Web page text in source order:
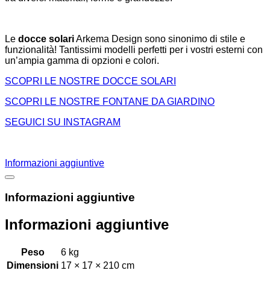
Le docce solariArkema Design sono sinonimo di stile e
funzionalità! Tantissimi modelli perfetti per i vostri esterni con
un’ampia gamma di opzioni e colori.
SCOPRI LE NOSTRE DOCCE SOLARI
SCOPRI LE NOSTRE FONTANE DA GIARDINO
SEGUICI SU INSTAGRAM
Informazioni aggiuntive
Informazioni aggiuntive
Informazioni aggiuntive
Peso
6 kg
Dimensioni 17 × 17 × 210 cm